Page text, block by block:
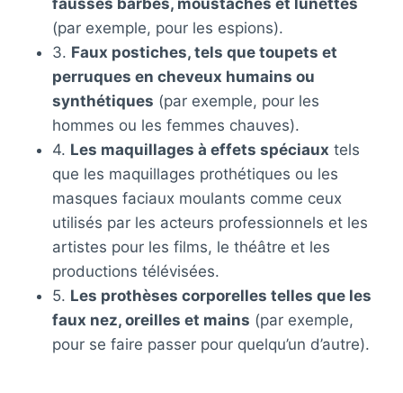
(par exemple, pour les espions).
3. Faux postiches, tels que toupets et
perruques en cheveux humains ou
synthétiques (par exemple, pour les
hommes ou les femmes chauves).
4. Les maquillages à effets spéciaux tels
que les maquillages prothétiques ou les
masques faciaux moulants comme ceux
utilisés par les acteurs professionnels et les
artistes pour les films, le théâtre et les
productions télévisées.
5. Les prothèses corporelles telles que les
faux nez, oreilles et mains (par exemple,
pour se faire passer pour quelqu’un d’autre).